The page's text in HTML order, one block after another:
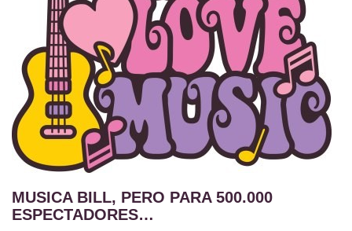
MUSICA BILL, PERO PARA 500.000
ESPECTADORES…